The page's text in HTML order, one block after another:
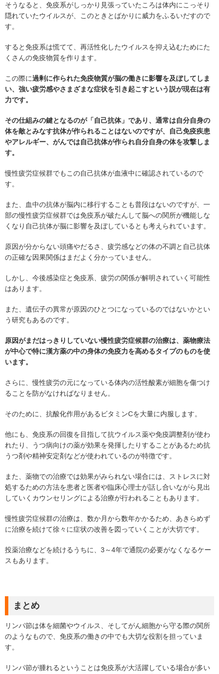
そうなると、免疫系がしっかり見張っていたころは体内にこっそり
隠れていたウイルスが、このときとばかりに威力をふるいだすので
す。
すると免疫系は慌てて、再活性化したウイルスを抑え込むためにた
くさんの免疫物質を作ります。
この際に過剰に作られた免疫物質が脳の働きに影響を及ぼしてしま
い、強い疲労感やさまざまな症状を引き起こすという説が現在は有
力です。
その仕組みの鍵となるのが「自己抗体」であり、通常は自分自身の
体を敵とみなす抗体が作られることはないのですが、自己免疫疾患
やアレルギー、がんでは自己抗体が作られ自分自身の体を攻撃しま
す。
慢性疲労症候群でもこの自己抗体が血液中に確認されているので
す。
また、血中の抗体が脳内に移行することも普段はないのですが、一
部の慢性疲労症候群では免疫系が破たんして脳への関所が機能しな
くなり自己抗体が脳に影響を及ぼしているとも考えられています。
原因が分からない頭痛やだるさ、疲労感などの体の不調と自己抗体
の正確な因果関係はまだよく分かっていません。
しかし、今後感染症と免疫系、疲労の関係が解明されていく可能性
はあります。
また、遺伝子の異常が原因のひとつになっているのではないかとい
う研究もあるのです。
原因がまだはっきりしていない慢性疲労症候群の治療は、薬物療法
が中心で特に漢方薬の中の身体の免疫力を高めるタイプのものを使
います。
さらに、慢性疲労の元になっている体内の活性酸素が細胞を傷つけ
ることを防がなければなりません。
そのために、抗酸化作用があるビタミンCを大量に内服します。
他にも、免疫系の回復を目指して抗ウイルス薬や免疫調整剤が使わ
れたり、うつ病向けの薬が効果を発揮したりすることがあるため抗
うつ剤や精神安定剤などが使われているのが特徴です。
また、薬物での治療では効果がみられない場合には、ストレスに対
処するための方法を患者と医者や臨床心理士が話し合いながら見出
していくカウンセリングによる治療が行われることもあります。
慢性疲労症候群の治療は、数か月から数年かかるため、あきらめず
に治療を続けて徐々に症状の改善を図っていくことが大切です。
投薬治療などを続けるうちに、3～4年で通院の必要がなくなるケー
スもあります。
まとめ
リンパ節は体を細菌やウイルス、そしてがん細胞から守る際の関所
のようなもので、免疫系の働きの中でも大切な役割を担っていま
す。
リンパ節が腫れるということは免疫系が大活躍している場合が多い